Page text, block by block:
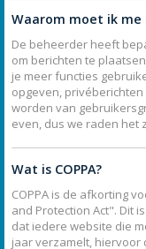
Waarom moet ik me
De beheerder heeft
om berichten te
je meer functies
opgeven,
worden van
even, dus we raden het
Wat is COPPA?
COPPA is de afkorting
and Protection Act". Dit
dat iedere website die
jaar verzamelt, hiervoor